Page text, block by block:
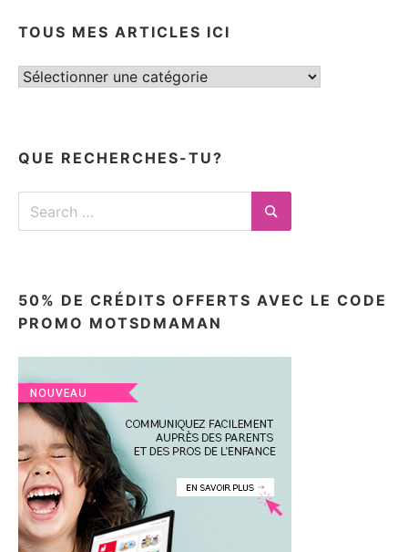
TOUS MES ARTICLES ICI
Tous
QUE RECHERCHES-TU?
Search
for:
Search
50% DE CRÉDITS OFFERTS AVEC LE CODE
PROMO MOTSDMAMAN